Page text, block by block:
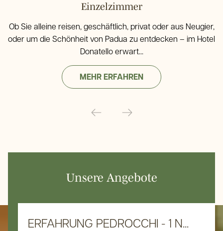
Einzelzimmer
Ob Sie alleine reisen, geschäftlich, privat oder aus Neugier,
oder um die Schönheit von Padua zu entdecken – im Hotel
Donatello erwart...
MEHR ERFAHREN
Unsere Angebote
ERFAHRUNG PEDROCCHI - 1 N...